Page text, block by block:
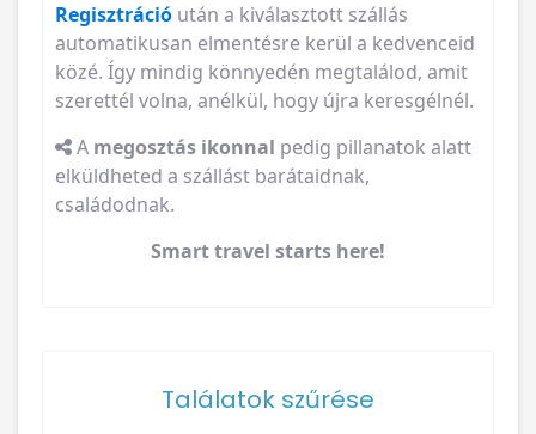
Regisztráció után a kiválasztott szállás
automatikusan elmentésre kerül a kedvenceid
közé. Így mindig könnyedén megtalálod, amit
szerettél volna, anélkül, hogy újra keresgélnél.
A megosztás ikonnal pedig pillanatok alatt
elküldheted a szállást barátaidnak,
családodnak.
Smart travel starts here!
Találatok szűrése